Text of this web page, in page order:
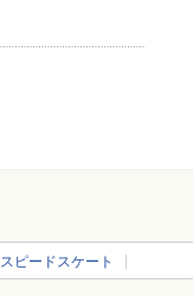
スピードスケート